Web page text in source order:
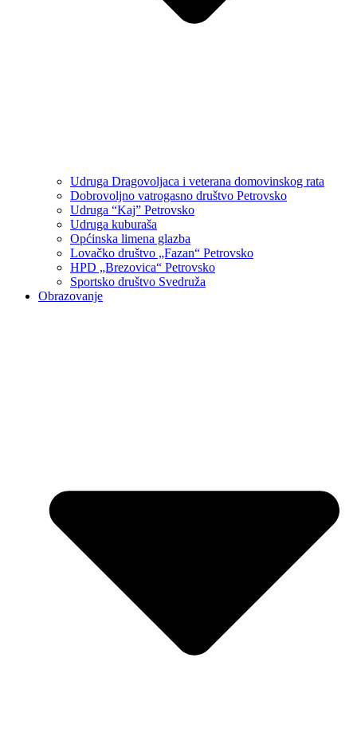
Udruga Dragovoljaca i veterana domovinskog rata
Dobrovoljno vatrogasno društvo Petrovsko
Udruga “Kaj” Petrovsko
Udruga kuburaša
Općinska limena glazba
Lovačko društvo „Fazan“ Petrovsko
HPD „Brezovica“ Petrovsko
Sportsko društvo Svedruža
Obrazovanje